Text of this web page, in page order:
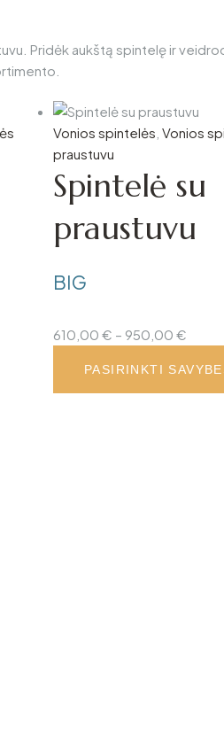
Pridėk aukštą spintelę ir
Vonios spintelės Vonios
praustuvu
Spintelė su
praustuvu
BIG
610,00 € – 950,00 €
PASIRINKTI